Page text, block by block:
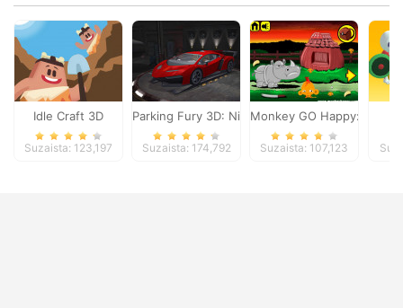
Idle Craft 3D
Suzaista: 123,197
Parking Fury 3D: Night Thief
Suzaista: 174,792
Monkey GO Happy: Stage
Suzaista: 107,123